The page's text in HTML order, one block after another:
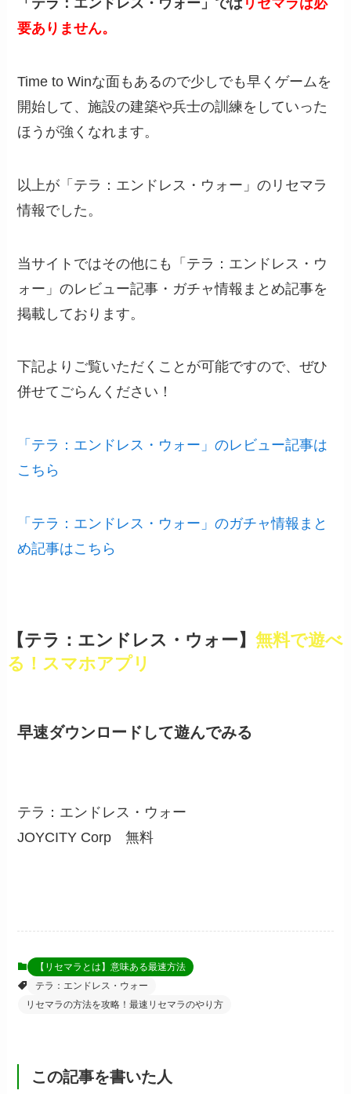
「テラ：エンドレス・ウォー」では リセマラは必
要ありません。
Time to Winな面もあるので少しでも早くゲームを
開始して、施設の建築や兵士の訓練をしていった
ほうが強くなれます。
以上が「テラ：エンドレス・ウォー」のリセマラ
情報でした。
当サイトではその他にも「テラ：エンドレス・ウ
ォー」のレビュー記事・ガチャ情報まとめ記事を
掲載しております。
下記よりご覧いただくことが可能ですので、ぜひ
併せてごらんください！
「テラ：エンドレス・ウォー」のレビュー記事は
こちら
「テラ：エンドレス・ウォー」のガチャ情報まと
め記事はこちら
【テラ：エンドレス・ウォー】 無料で遊べ
る！スマホアプリ
早速ダウンロードして遊んでみる
テラ：エンドレス・ウォー
JOYCITY Corp無料
【リセマラとは】意味ある最速方法
テラ：エンドレス・ウォー
リセマラの方法を攻略！最速リセマラのやり方
この記事を書いた人